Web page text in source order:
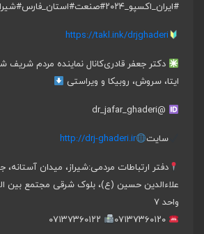
#ایران_اکسپو_۲۰۲۴ #صنعت#استان_فارس
https://takl.ink/drjghaderi
دکتر جعفر قادریکانال نماینده مردم شریف
ایتا، سروش، روبیکا و ویراستی
@dr_jafar_ghaderi
سایت http://drj-ghaderi.ir
دفتر ارتباطات مردمی:شیراز، میدان
علاءالدین حسین (ع)، بلوک شرقی مجتمع بین
واحد ۷